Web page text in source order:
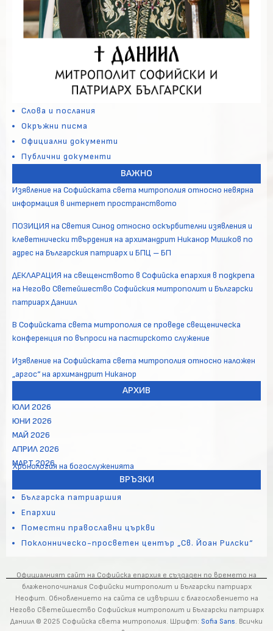
Слова и послания
Окръжни писма
Официални документи
Публични документи
ВАЖНО
Изявление на Софийската света митрополия относно невярна
информация в интернет пространството
ПОЗИЦИЯ на Светия Синод относно оскърбителни изявления и
клеветнически твърдения на архимандрит Никанор Мишков по
адрес на Българския патриарх и БПЦ – БП
ДЕКЛАРАЦИЯ на свещенството в Софийска епархия в подкрепа
на Негово Светейшество Софийския митрополит и Български
патриарх Даниил
В Софийската света митрополия се проведе свещеническа
конференция по въпроси на пастирското служение
Изявление на Софийската света митрополия относно наложен
„аргос“ на архимандрит Никанор
АРХИВ
ЮЛИ 2026
ЮНИ 2026
МАЙ 2026
АПРИЛ 2026
МАРТ 2026
Хронология на богослуженията
ВРЪЗКИ
Българска патриаршия
Епархии
Поместни православни църкви
Поклонническо-просветен център „Св. Йоан Рилски“
Официалният сайт на Софийска епархия е създаден по времето на
блаженопочиналия Софийски митрополит и Български патриарх
Неофит. Обновлението на сайта се извърши с благословението на
Негово Светейшество Софийския митрополит и Български патриарх
Даниил © 2025 Софийска света митрополия. Шрифт: Sofia Sans. Всички